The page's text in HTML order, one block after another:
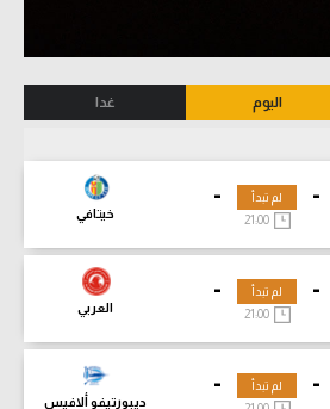
اليوم غدا
-
-
خيتافي
لم تبدأ
21:00
-
-
العربي
لم تبدأ
21:00
-
-
ديبورتيفو ألافيس
لم تبدأ